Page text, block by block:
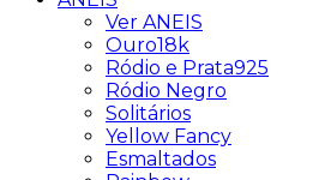
Ver ANEIS
Ouro18k
Ródio e Prata925
Ródio Negro
Solitários
Yellow Fancy
Esmaltados